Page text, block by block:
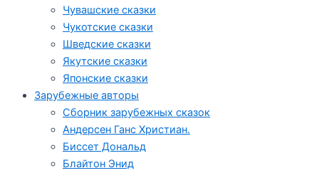
Чувашские сказки
Чукотские сказки
Шведские сказки
Якутские сказки
Японские сказки
Зарубежные авторы
Сборник зарубежных сказок
Андерсен Ганс Христиан.
Биссет Дональд
Блайтон Энид